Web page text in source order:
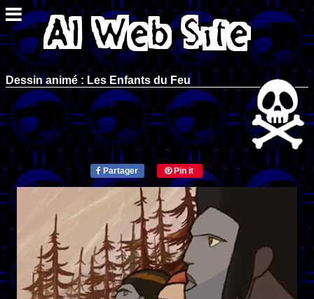
Dessin animé : Les Enfants du Feu
Partager Pin it